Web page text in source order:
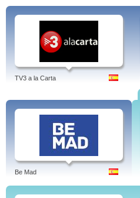
TV3 a la Carta
Be Mad